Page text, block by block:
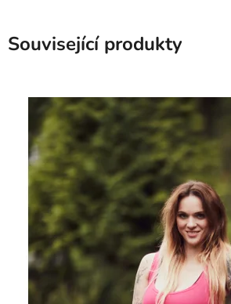
Související produkty